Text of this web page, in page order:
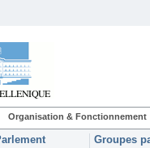
Organisation & Fonctionnement
Groupes